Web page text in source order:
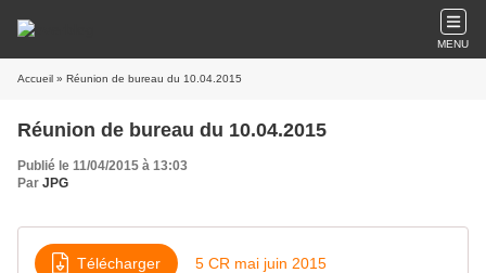
MENU
Accueil » Réunion de bureau du 10.04.2015
Réunion de bureau du 10.04.2015
Publié le 11/04/2015 à 13:03
Par JPG
Télécharger 5 CR mai juin 2015